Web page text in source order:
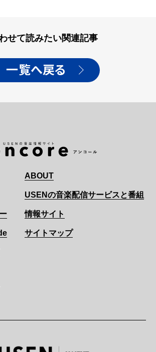
せて読みたい関連記事
一覧へ戻る
ABOUT
USENの音楽配信サービスと番組
情報サイト
サイトマップ